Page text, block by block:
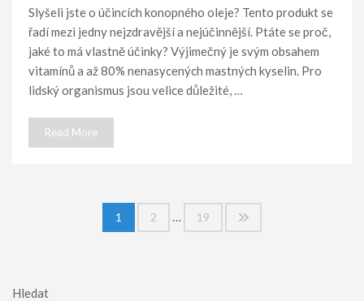
Slyšeli jste o účincích konopného oleje? Tento produkt se
řadí mezi jedny nejzdravější a nejúčinnější. Ptáte se proč,
jaké to má vlastně účinky? Výjimečný je svým obsahem
vitamínů a až 80% nenasycených mastných kyselin. Pro
lidský organismus jsou velice důležité, …
Read More
1 2 … 19
Hledat